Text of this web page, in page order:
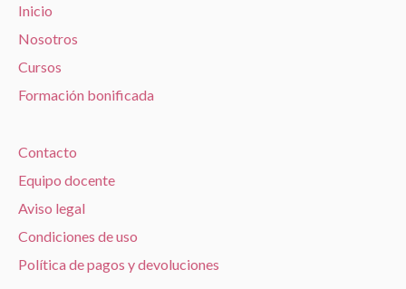
Inicio
Nosotros
Cursos
Formación bonificada
Contacto
Equipo docente
Aviso legal
Condiciones de uso
Política de pagos y devoluciones